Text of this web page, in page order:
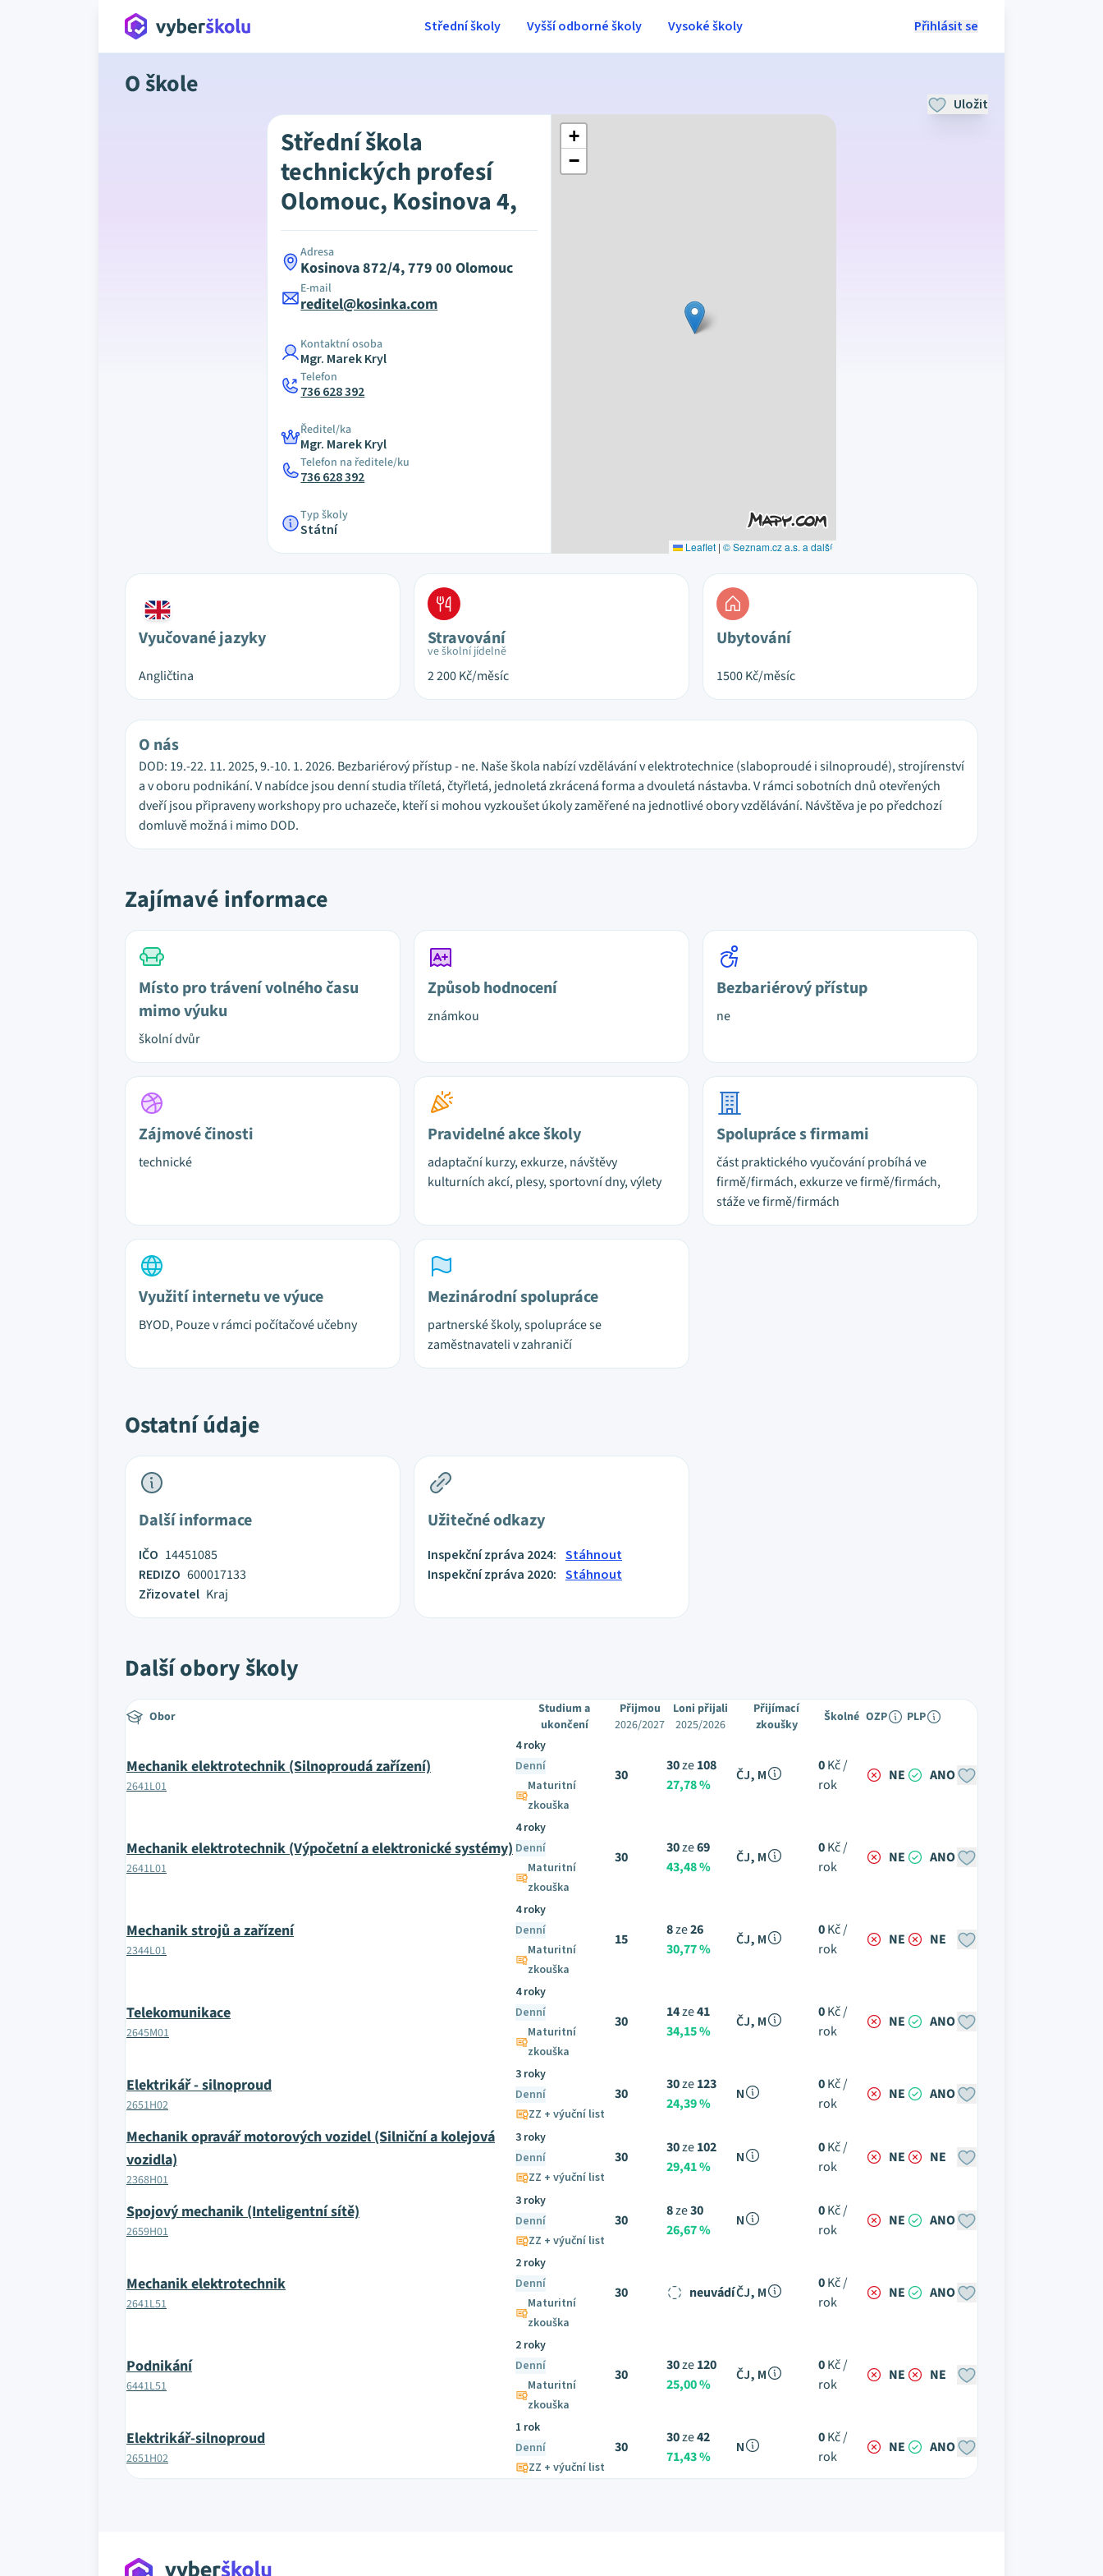
Přihlásit se
Střední školy Vyšší odborné školy Vysoké školy
O škole
Uložit
Střední škola
technických profesí
Olomouc, Kosinova 4,
Adresa
Kosinova 872/4, 779 00 Olomouc
E-mail
reditel@kosinka.com
Kontaktní osoba
Mgr. Marek Kryl
Telefon
736 628 392
Ředitel/ka
Mgr. Marek Kryl
Telefon na ředitele/ku
736 628 392
Typ školy
Státní
+
−
Leaflet | © Seznam.cz a.s. a další
Vyučované jazyky
Angličtina
Stravování
ve školní jídelně
2 200Kč/měsíc
Ubytování
1500Kč/měsíc
O nás
DOD: 19.-22. 11. 2025, 9.-10. 1. 2026. Bezbariérový přístup - ne. Naše škola nabízí vzdělávání v elektrotechnice (slaboproudé i silnoproudé), strojírenství
a v oboru podnikání. V nabídce jsou denní studia tříletá, čtyřletá, jednoletá zkrácená forma a dvouletá nástavba. V rámci sobotních dnů otevřených
dveří jsou připraveny workshopy pro uchazeče, kteří si mohou vyzkoušet úkoly zaměřené na jednotlivé obory vzdělávání. Návštěva je po předchozí
domluvě možná i mimo DOD.
Zajímavé informace
Místo pro trávení volného času
mimo výuku
školní dvůr
Způsob hodnocení
známkou
Bezbariérový přístup
ne
Zájmové činosti
technické
Pravidelné akce školy
adaptační kurzy, exkurze, návštěvy
kulturních akcí, plesy, sportovní dny, výlety
Spolupráce s firmami
část praktického vyučování probíhá ve
firmě/firmách, exkurze ve firmě/firmách,
stáže ve firmě/firmách
Využití internetu ve výuce
BYOD, Pouze v rámci počítačové učebny
Mezinárodní spolupráce
partnerské školy, spolupráce se
zaměstnavateli v zahraničí
Ostatní údaje
Další informace
IČO 14451085
REDIZO 600017133
Zřizovatel Kraj
Užitečné odkazy
Inspekční zpráva 2024: Stáhnout
Inspekční zpráva 2020: Stáhnout
Další obory školy
Obor
Studium a
ukončení
Přijmou
2026/2027
Loni přijali
2025/2026
Přijímací
zkoušky
Školné OZP PLP
Mechanik elektrotechnik (Silnoproudá zařízení)
2641L01
4 roky
Denní
Maturitní
zkouška
30
30ze108
27,78 %
ČJ, M
0Kč /
rok
NE ANO
Mechanik elektrotechnik (Výpočetní a elektronické systémy)
2641L01
4 roky
Denní
Maturitní
zkouška
30
30ze69
43,48 %
ČJ, M
0Kč /
rok
NE ANO
Mechanik strojů a zařízení
2344L01
4 roky
Denní
Maturitní
zkouška
15
8ze26
30,77 %
ČJ, M
0Kč /
rok
NE NE
Telekomunikace
2645M01
4 roky
Denní
Maturitní
zkouška
30
14ze41
34,15 %
ČJ, M
0Kč /
rok
NE ANO
Elektrikář - silnoproud
2651H02
3 roky
Denní
ZZ + výuční list
30
30ze123
24,39 %
N
0Kč /
rok
NE ANO
Mechanik opravář motorových vozidel (Silniční a kolejová
vozidla)
2368H01
3 roky
Denní
ZZ + výuční list
30
30ze102
29,41 %
N
0Kč /
rok
NE NE
Spojový mechanik (Inteligentní sítě)
2659H01
3 roky
Denní
ZZ + výuční list
30
8ze30
26,67 %
N
0Kč /
rok
NE ANO
Mechanik elektrotechnik
2641L51
2 roky
Denní
Maturitní
zkouška
30 neuvádíČJ, M
0Kč /
rok
NE ANO
Podnikání
6441L51
2 roky
Denní
Maturitní
zkouška
30
30ze120
25,00 %
ČJ, M
0Kč /
rok
NE NE
Elektrikář-silnoproud
2651H02
1 rok
Denní
ZZ + výuční list
30
30ze42
71,43 %
N
0Kč /
rok
NE ANO